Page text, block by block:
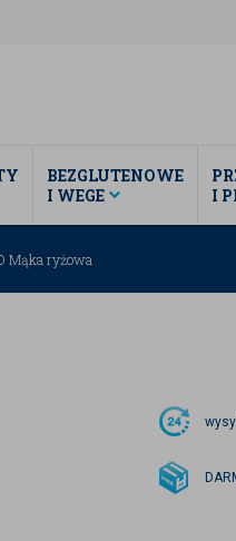
BEZGLUTENOWE
I WEGE
I
Mąka ryżowa